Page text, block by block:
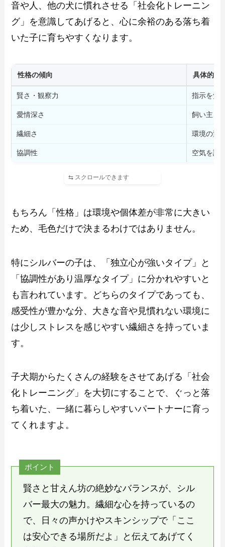
音や人、他の犬に慣れさせる「社会化トレーニン
グ」を意識してあげると、心に余裕のある落ち着
いた子に育ちやすくなります。
性格の傾向 具体的な
賢さ・観察力 指示を覚
愛情深さ 飼い主さ
繊細さ 環境の変
協調性 空気を読
もちろん「性格」は環境や個体差が非常に大きい
ため、毛色だけで決まるわけではありません。
特にシルバーの子は、「独立心が強いタイプ」と
「協調性があり温厚なタイプ」に分かれやすいと
も言われています。どちらのタイプであっても、
感受性が豊かな分、大きな音や見慣れない環境に
は少しストレスを感じやすい繊細さを持っていま
す。
子犬期からたくさんの経験をさせてあげる「社会
化トレーニング」を大切にすることで、ぐっと落
ち着いた、一緒に暮らしやすいパートナーに育っ
てくれますよ。
ポイント
賢さと甘えん坊の絶妙なバランスが、シル
バー最大の魅力。繊細な心を持っているの
で、日々の声かけやスキンシップで「ここ
は安心できる場所だよ」と伝えてあげてく